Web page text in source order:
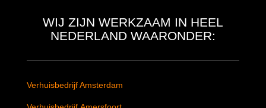
WIJ ZIJN WERKZAAM IN HEEL
NEDERLAND WAARONDER:
Verhuisbedrijf Amsterdam